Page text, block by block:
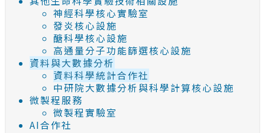
神經科學核心實驗室
發炎核心設施
醣科學核心設施
高通量分子功能篩選核心設施
資料與大數據分析
資料科學統計合作社
中研院大數據分析與科學計算核心設施
微製程服務
微製程實驗室
AI合作社